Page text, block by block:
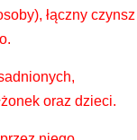
łączny czynsz
oraz dzieci.